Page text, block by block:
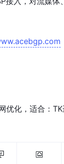
优化，适合：